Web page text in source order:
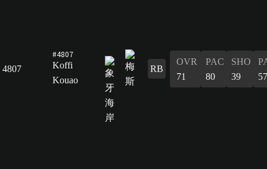
4807
#4807
Koffi
Kouao
RB
OVR
71
PAC
80
SHO
39
57